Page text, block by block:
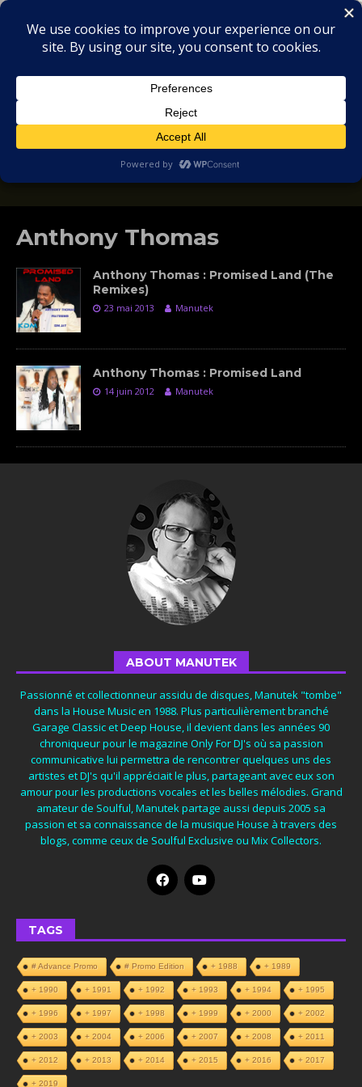
MIX
COLLECTORS
SOULFUL, DEEP HOUSE & GARAGE - MUSIC
Anthony Thomas
Anthony Thomas : Promised Land (The
Remixes)
23 mai 2013 Manutek
Anthony Thomas : Promised Land
14 juin 2012 Manutek
ABOUT MANUTEK
Passionné et collectionneur assidu de disques, Manutek "tombe"
dans la House Music en 1988. Plus particulièrement branché
Garage Classic et Deep House, il devient dans les années 90
chroniqueur pour le magazine Only For DJ's où sa passion
communicative lui permettra de rencontrer quelques uns des
artistes et DJ's qu'il appréciait le plus, partageant avec eux son
amour pour les productions vocales et les belles mélodies. Grand
amateur de Soulful, Manutek partage aussi depuis 2005 sa
passion et sa connaissance de la musique House à travers des
blogs, comme ceux de Soulful Exclusive ou Mix Collectors.
TAGS
# Advance Promo # Promo Edition + 1988 + 1989
+ 1990 + 1991 + 1992 + 1993 + 1994 + 1995
+ 1996 + 1997 + 1998 + 1999 + 2000 + 2002
+ 2003 + 2004 + 2006 + 2007 + 2008 + 2011
+ 2012 + 2013 + 2014 + 2015 + 2016 + 2017
+ 2019